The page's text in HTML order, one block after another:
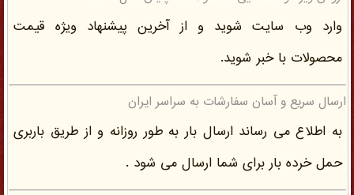
وارد وب سایت شوید و از آخرین پیشنهاد ویژه قیمت
محصولات با خبر شوید.
ارسال سریع و آسان سفارشات به سراسر ایران
به اطلاع می رساند ارسال بار به طور روزانه و از طریق باربری
حمل خرده بار برای شما ارسال می شود .